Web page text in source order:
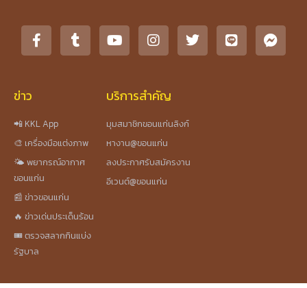
ข่าว
📲 KKL App
🎨 เครื่องมือแต่งภาพ
🌤️ พยากรณ์อากาศ
ขอนแก่น
📰 ข่าวขอนแก่น
🔥 ข่าวเด่นประเด็นร้อน
🎟️ ตรวจสลากกินแบ่ง
รัฐบาล
บริการสำคัญ
มุมสมาชิกขอนแก่นลิงก์
หางาน@ขอนแก่น
ลงประกาศรับสมัครงาน
อีเวนต์@ขอนแก่น